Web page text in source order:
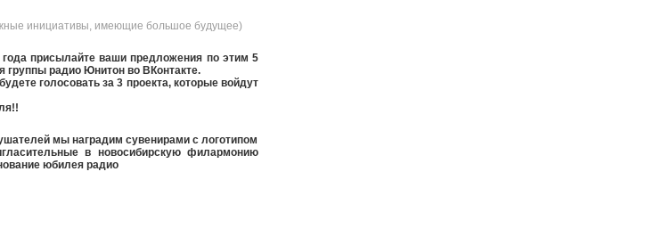
инициативы, имеющие большое будущее)
присылайте ваши предложения по этим 5
группы радио Юнитон во ВКонтакте.
голосовать за 3 проекта, которые войдут
мы наградим сувенирами с логотипом
в новосибирскую филармонию
юбилея радио